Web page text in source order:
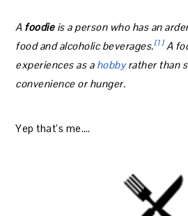
A foodieis a person who has an
food and alcoholic beverages.[1]A
experiences as a hobbyrather than
convenience or hunger.
Yep that’s me….